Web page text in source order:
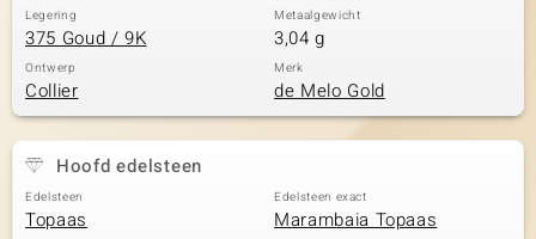
Legering
375 Goud / 9K
Metaalgewicht
3,04 g
Ontwerp
Collier
Merk
de Melo Gold
Hoofd edelsteen
Edelsteen
Topaas
Edelsteen exact
Marambaia Topaas